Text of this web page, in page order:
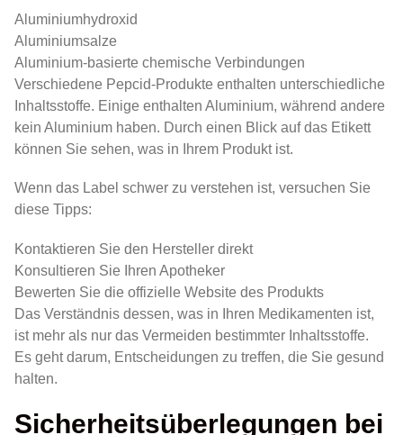
Aluminiumhydroxid
Aluminiumsalze
Aluminium-basierte chemische Verbindungen
Verschiedene Pepcid-Produkte enthalten unterschiedliche
Inhaltsstoffe. Einige enthalten Aluminium, während andere
kein Aluminium haben. Durch einen Blick auf das Etikett
können Sie sehen, was in Ihrem Produkt ist.
Wenn das Label schwer zu verstehen ist, versuchen Sie
diese Tipps:
Kontaktieren Sie den Hersteller direkt
Konsultieren Sie Ihren Apotheker
Bewerten Sie die offizielle Website des Produkts
Das Verständnis dessen, was in Ihren Medikamenten ist,
ist mehr als nur das Vermeiden bestimmter Inhaltsstoffe.
Es geht darum, Entscheidungen zu treffen, die Sie gesund
halten.
Sicherheitsüberlegungen bei